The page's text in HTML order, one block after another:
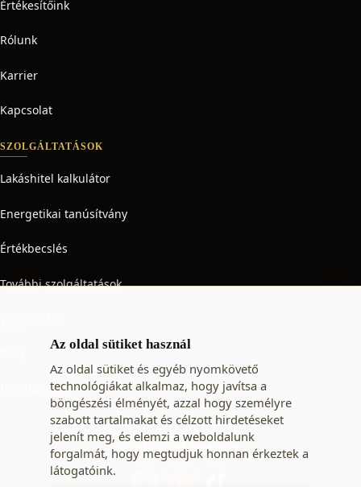
Az oldal sütiket használ
Az oldal sütiket és egyéb nyomkövető
technológiákat alkalmaz, hogy javítsa a
böngészési élményét, azzal hogy személyre
szabott tartalmakat és célzott hirdetéseket
jelenít meg, és elemzi a weboldalunk
forgalmát, hogy megtudjuk honnan érkeztek a
látogatóink.
Értékesítőink
Rólunk
Karrier
Kapcsolat
SZOLGÁLTATÁSOK
Lakáshitel kalkulátor
Energetikai tanúsítvány
Értékbecslés
További szolgáltatások
Ingatlan adó
KÖVESSEN MINKET